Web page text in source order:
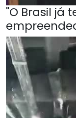
"O Brasil já